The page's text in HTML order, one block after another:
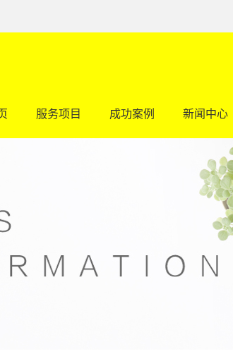
服务项目 成功案例 新闻中心